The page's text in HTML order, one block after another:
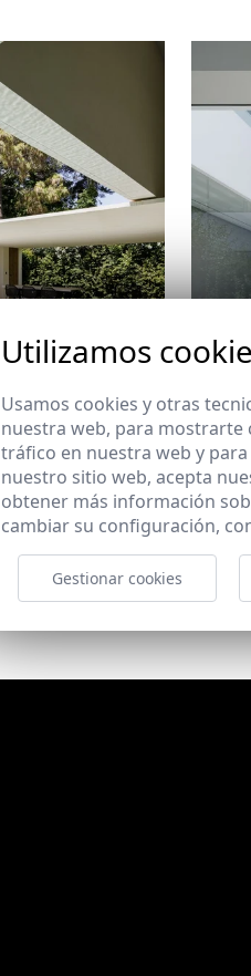
Villa
Utilizamos
Usamos cookies y otras
nuestra web, para mostrarte
tráfico en nuestra web y
nuestro sitio web, acepta
obtener más información
cambiar su configuración,
Gestionar cookies